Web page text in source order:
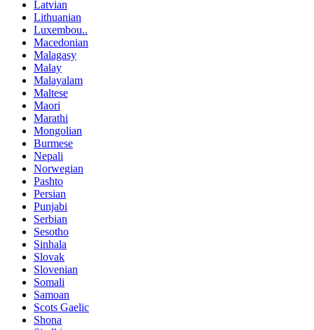
Latvian
Lithuanian
Luxembou..
Macedonian
Malagasy
Malay
Malayalam
Maltese
Maori
Marathi
Mongolian
Burmese
Nepali
Norwegian
Pashto
Persian
Punjabi
Serbian
Sesotho
Sinhala
Slovak
Slovenian
Somali
Samoan
Scots Gaelic
Shona